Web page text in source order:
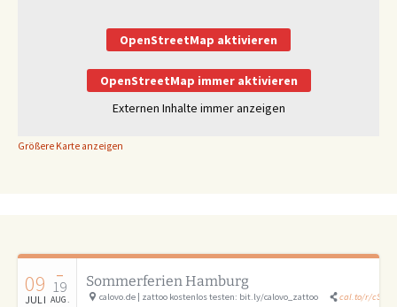
OpenStreetMap aktivieren
OpenStreetMap immer aktivieren
Externen Inhalte immer anzeigen
Größere Karte anzeigen
09
JULI
–
19
AUG.
Sommerferien Hamburg
calovo.de | zattoo kostenlos testen: bit.ly/calovo_zattoo cal.to/r/cSAU